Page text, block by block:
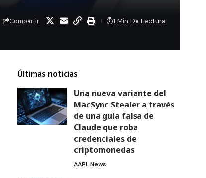
Compartir 1 Min De Lectura
Últimas noticias
Una nueva variante del
MacSync Stealer a través
de una guía falsa de
Claude que roba
credenciales de
criptomonedas
AAPL News